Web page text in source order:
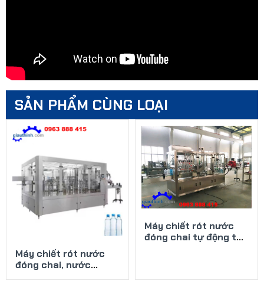
SẢN PHẨM CÙNG LOẠI
Máy chiết rót nước
đóng chai, nước
Máy chiết rót nước
đóng chai tự động từ